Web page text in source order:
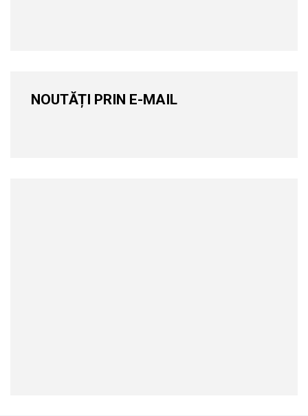
NOUTĂȚI PRIN E-MAIL